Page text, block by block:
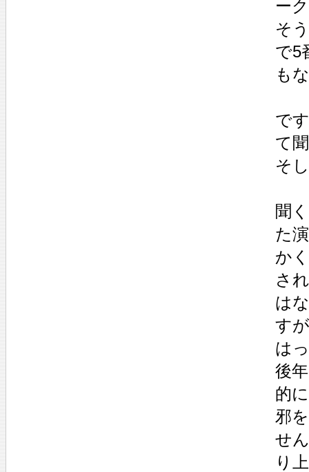
ー
そ
で5
も
で
て
そ
聞
た
か
さ
は
す
は
後
的
邪
せ
り